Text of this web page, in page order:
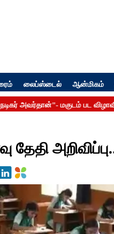
லைப்ஸ்டைல் ஆன்மிகம்